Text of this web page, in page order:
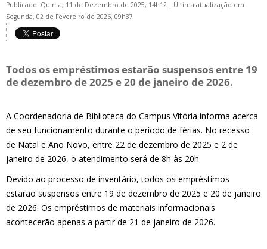
Publicado: Quinta, 11 de Dezembro de 2025, 14h12 | Última atualização em
Segunda, 02 de Fevereiro de 2026, 09h37
Todos os empréstimos estarão suspensos entre 19
de dezembro de 2025 e 20 de janeiro de 2026.
A Coordenadoria de Biblioteca do Campus Vitória informa acerca
de seu funcionamento durante o período de férias. No recesso
de Natal e Ano Novo, entre 22 de dezembro de 2025 e 2 de
janeiro de 2026, o atendimento será de 8h às 20h.
Devido ao processo de inventário, todos os empréstimos
estarão suspensos entre 19 de dezembro de 2025 e 20 de janeiro
de 2026. Os empréstimos de materiais informacionais
acontecerão apenas a partir de 21 de janeiro de 2026.